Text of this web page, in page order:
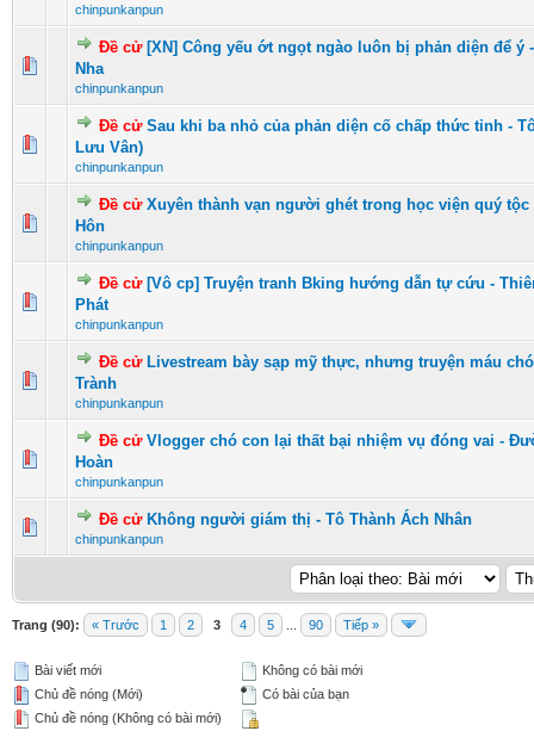
chinpunkanpun
Đề cử [XN] Công yếu ớt ngọt ngào luôn bị phản diện để ý
Nha
chinpunkanpun
Đề cử Sau khi ba nhỏ của phản diện cố chấp thức tỉnh -
Lưu Vân)
chinpunkanpun
Đề cử Xuyên thành vạn người ghét trong học viện quý tộc
Hôn
chinpunkanpun
Đề cử [Vô cp] Truyện tranh Bking hướng dẫn tự cứu -
Phát
chinpunkanpun
Đề cử Livestream bày sạp mỹ thực, nhưng truyện máu
Trành
chinpunkanpun
Đề cử Vlogger chó con lại thất bại nhiệm vụ đóng vai -
Hoàn
chinpunkanpun
Đề cử Không người giám thị - Tô Thành Ách Nhân
chinpunkanpun
0 Vote(s) - 0 vượt quá 5 sao
1234 5
Trang (90): « Trước 1 2 3 4 5 90 Tiếp »
Bài viết mới
Chủ đề nóng (Mới)
Chủ đề nóng (Không có bài mới)
Không có bài mới
Có bài của bạn